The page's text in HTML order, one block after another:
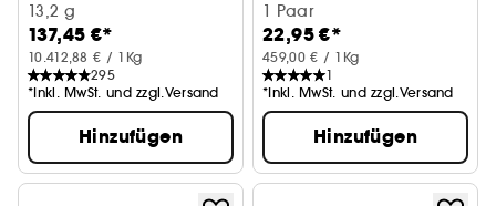
Lidschatten-Palette
13,2 g
137,45 €*
10.412,88 € / 1Kg
295
*Inkl. MwSt. und zzgl.Versand
Hinzufügen
1 Paar
22,95 €*
459,00 € / 1Kg
1
*Inkl. MwSt. und zzgl.Versand
Hinzufügen